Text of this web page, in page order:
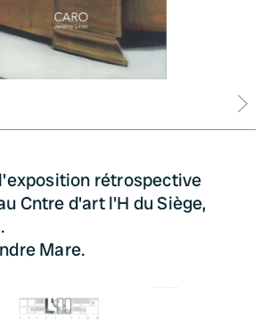
rétrospective
Cntre d'art l'H du Siège,
Mare.